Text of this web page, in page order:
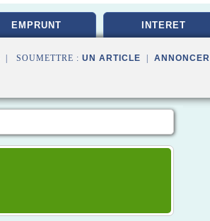
EMPRUNT INTERET
| SOUMETTRE : UN ARTICLE ANNONCER